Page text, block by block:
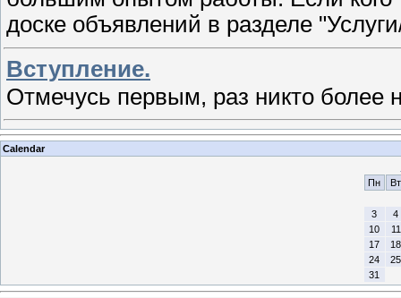
доске объявлений в разделе
Вступление.
Отмечусь первым, раз никто более
Calendar
Пн
Вт
3
4
10
11
17
18
24
25
31